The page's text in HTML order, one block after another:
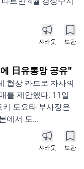
샤라웃 보관
日유통망 공유"
협상 카드로 자사의
를 제안했다. 11일
도요타 부사장은
에서 도...
샤라웃 보관